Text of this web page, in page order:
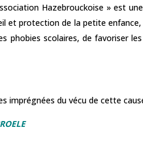
Hazebrouckoise » est
et protection de la petite
phobies scolaires, de favoriser
imprégnées du vécu de cette